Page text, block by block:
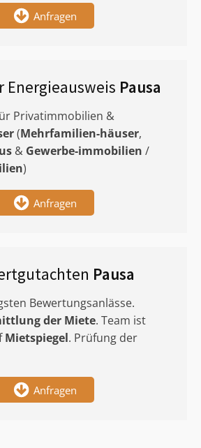
Anfragen
Energieausweis Pausa
Privatimmobilien &
(Mehrfamilien-häuser,
& Gewerbe-immobilien /
)
Anfragen
Pausa
Bewertungsanlässe.
der Miete. Team ist
Mietspiegel. Prüfung der
Anfragen